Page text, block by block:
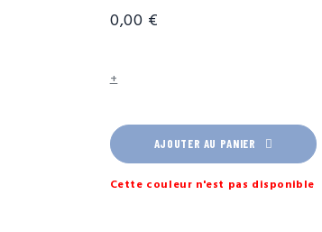
0,00 €
+
AJOUTER AU PANIER
Cette couleur n'est pas disponible